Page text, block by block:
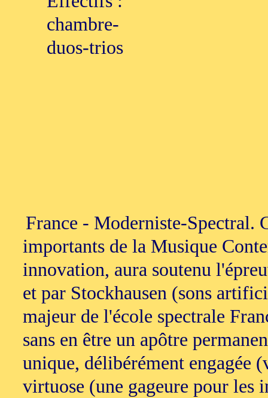
chambre-
duos-trios
France - Moderniste-Spectral.
importants de la Musique
innovation, aura soutenu
et par Stockhausen (sons
majeur de l'école spectrale
sans en être un apôtre
unique, délibérément engagée
virtuose (une gageure pour les